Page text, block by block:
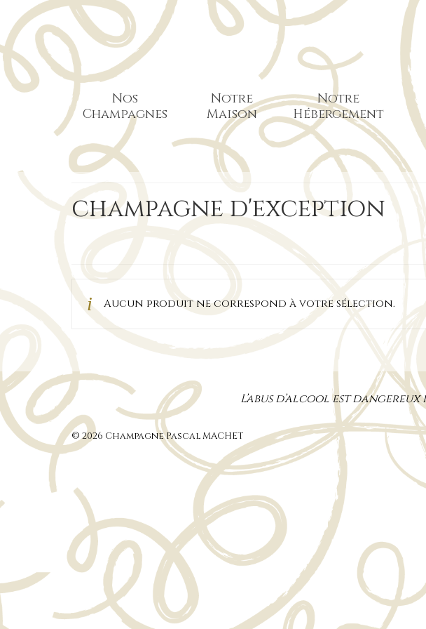
Nos
Champagnes
Notre
Maison
Notre
Hébergement
champagne d'exception
Aucun produit ne correspond à votre sélection.
L’abus d’alcool est
© 2026 Champagne Pascal MACHET